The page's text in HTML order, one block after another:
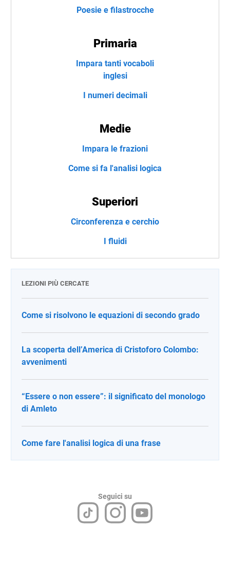
Poesie e filastrocche
Primaria
Impara tanti vocaboli
inglesi
I numeri decimali
Medie
Impara le frazioni
Come si fa l'analisi logica
Superiori
Circonferenza e cerchio
I fluidi
LEZIONI PIÙ CERCATE
Come si risolvono le equazioni di secondo grado
La scoperta dell’America di Cristoforo Colombo:
avvenimenti
“Essere o non essere”: il significato del monologo
di Amleto
Come fare l'analisi logica di una frase
Seguici su